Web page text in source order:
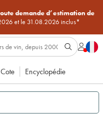
demande d’estimation de
et le 31.08.2026 inclus*
Cote Encyclopédie